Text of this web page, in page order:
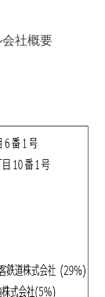
社概要